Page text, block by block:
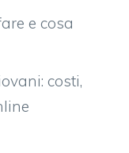
e cosa
costi,